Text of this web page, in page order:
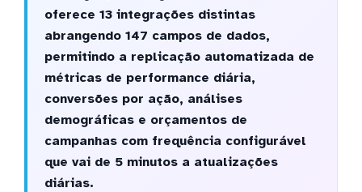
oferece 13 integrações distintas
abrangendo 147 campos de dados,
permitindo a replicação automatizada de
métricas de performance diária,
conversões por ação, análises
demográficas e orçamentos de
campanhas com frequência configurável
que vai de 5 minutos a atualizações
diárias.